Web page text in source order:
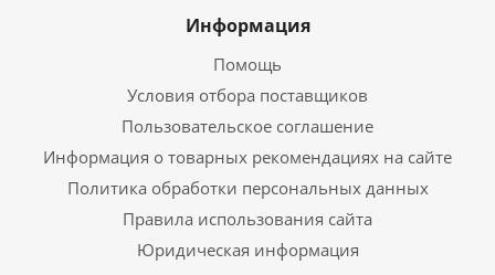
Информация
Помощь
Условия отбора поставщиков
Пользовательское соглашение
Информация о товарных рекомендациях на сайте
Политика обработки персональных данных
Правила использования сайта
Юридическая информация